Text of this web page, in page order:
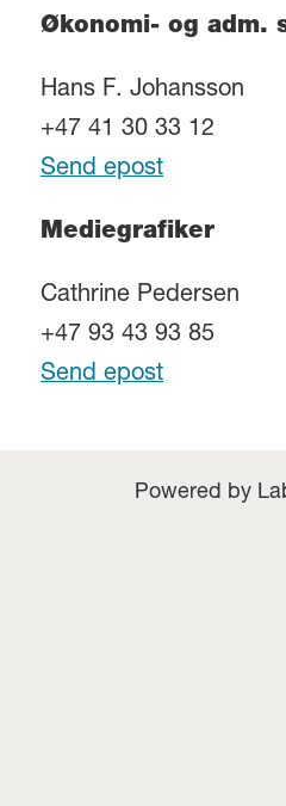
Økonomi- og adm.
Hans F. Johansson
+47 41 30 33 12
Send epost
Mediegrafiker
Cathrine Pedersen
+47 93 43 93 85
Send epost
Powered by